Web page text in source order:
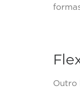
Outro